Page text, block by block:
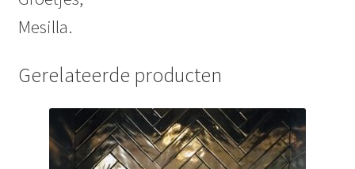
Mesilla.
Gerelateerde producten